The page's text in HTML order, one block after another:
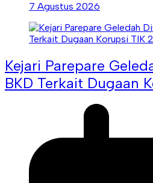
7 Agustus 2026
Kejari Parepare
BKD Terkait Dugaan